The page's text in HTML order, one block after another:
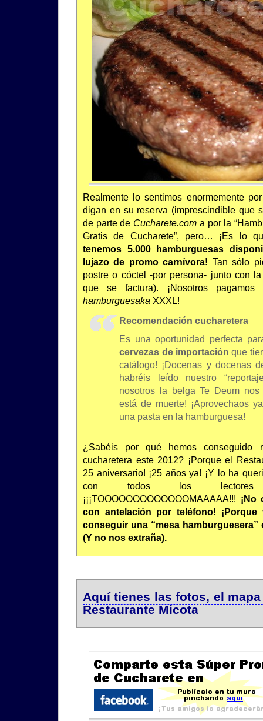
Realmente lo sentimos enormemente
digan en su reserva (imprescindible que
de parte de Cucharete.com a por la
Gratis de Cucharete”, pero… ¡Es lo
tenemos 5.000 hamburguesas
lujazo de promo carnívora! Tan sólo
postre o cóctel -por persona- junto con
que se factura). ¡Nosotros
hamburguesaka XXXL!
Recomendación cucharetera
Es una oportunidad perfecta
cervezas de importación que
catálogo! ¡Docenas y docenas
habréis leído nuestro
nosotros la belga Te Deum nos
está de muerte! ¡Aprovechaos
una pasta en la hamburguesa!
¿Sabéis por qué hemos conseguido
cucharetera este 2012? ¡Porque el
25 aniversario! ¡25 años ya! ¡Y lo ha
con todos los lectores
¡¡¡TOOOOOOOOOOOOOMAAAAA!!! ¡No
con antelación por teléfono!
conseguir una “mesa
(Y no nos extraña).
Aquí tienes las fotos, el
Restaurante Micota